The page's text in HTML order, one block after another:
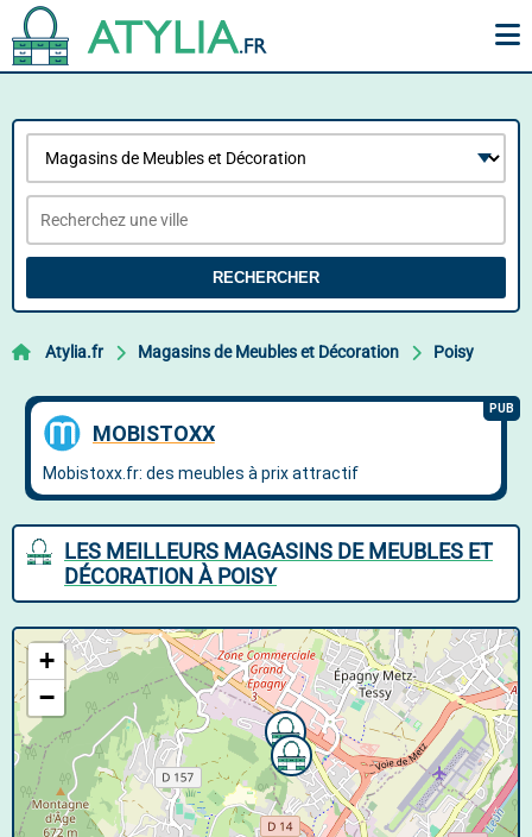
RECHERCHER
Atylia.fr Magasins de Meubles et Décoration Poisy
LES MEILLEURS MAGASINS DE MEUBLES ET
DÉCORATION À POISY
+
−